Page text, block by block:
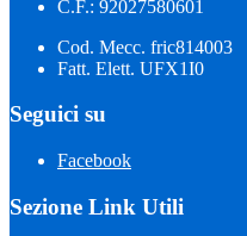
C.F.: 92027580601
Cod. Mecc. fric814003
Fatt. Elett. UFX1I0
Seguici su
Facebook
Sezione Link Utili